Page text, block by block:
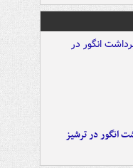
انگور در ترشیز